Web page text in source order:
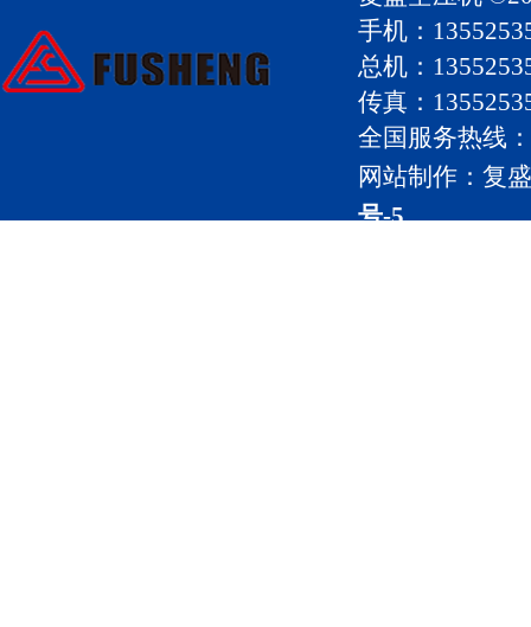
手机：
总机：
传真：
全国服务热线
网站制作：复
号-5